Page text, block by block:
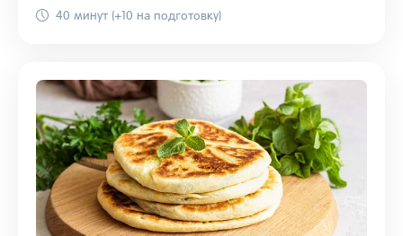
40 минут (+10 на подготовку)